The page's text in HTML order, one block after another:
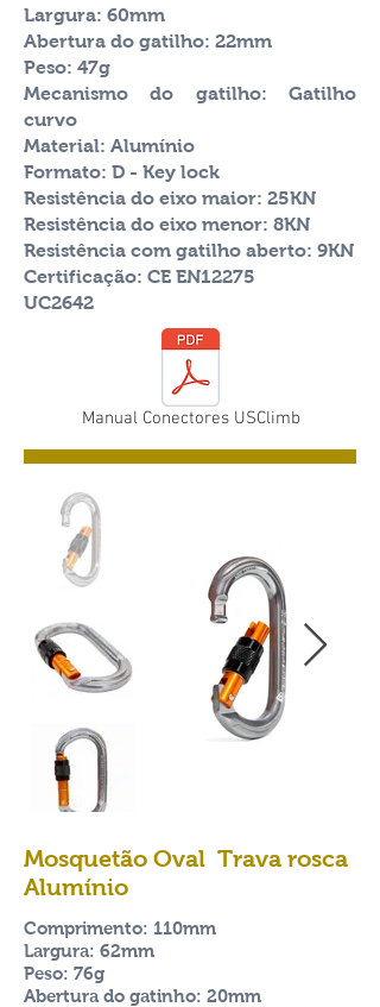
Largura: 60mm
Abertura do gatilho: 22mm
Peso: 47g
Mecanismo do gatilho: Gatilho
curvo
Material: Alumínio
Formato: D - Key lock
Resistência do eixo maior: 25KN
Resistência do eixo menor: 8KN
Resistência com gatilho aberto: 9KN
Certificação: CE EN12275
UC2642
Manual Conectores USClimb
Mosquetão Oval Trava rosca
Alumínio
Comprimento: 110mm
Largura: 62mm
Peso: 76g
Abertura do gatinho: 20mm